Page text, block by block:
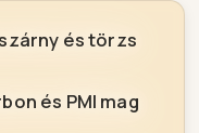
és törzs
és PMI mag